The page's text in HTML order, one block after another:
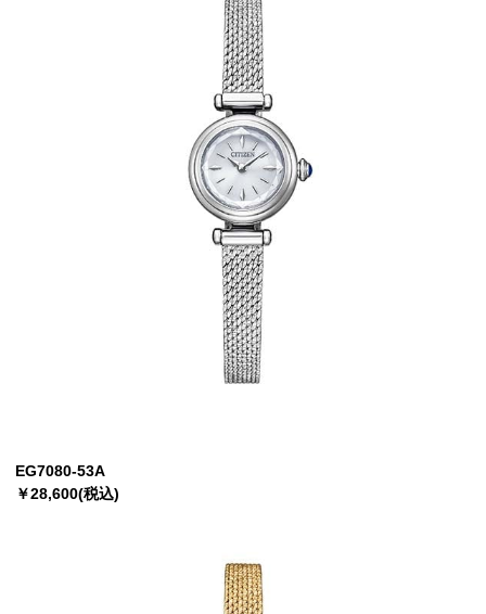
EG7080-53A
￥28,600(税込)